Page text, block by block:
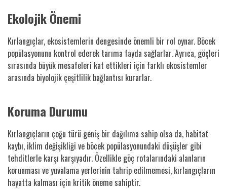
Ekolojik Önemi
Kırlangıçlar, ekosistemlerin dengesinde önemli bir rol oynar. Böcek
popülasyonunu kontrol ederek tarıma fayda sağlarlar. Ayrıca, göçleri
sırasında büyük mesafeleri kat ettikleri için farklı ekosistemler
arasında biyolojik çeşitlilik bağlantısı kurarlar.
Koruma Durumu
Kırlangıçların çoğu türü geniş bir dağılıma sahip olsa da, habitat
kaybı, iklim değişikliği ve böcek popülasyonundaki düşüşler gibi
tehditlerle karşı karşıyadır. Özellikle göç rotalarındaki alanların
korunması ve yuvalama yerlerinin tahrip edilmemesi, kırlangıçların
hayatta kalması için kritik öneme sahiptir.